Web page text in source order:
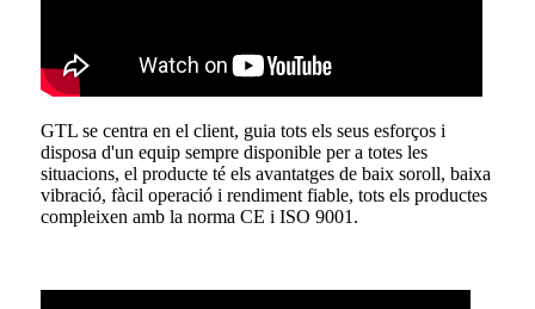
GTL se centra en el client, guia tots els seus esforços i
disposa d'un equip sempre disponible per a totes les
situacions, el producte té els avantatges de baix soroll, baixa
vibració, fàcil operació i rendiment fiable, tots els productes
compleixen amb la norma CE i ISO 9001.